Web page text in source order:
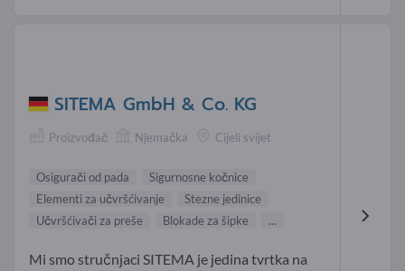
SITEMA GmbH & Co. KG
Proizvođač Njemačka Cijeli svijet
Osigurači od pada
Sigurnosne kočnice
Elementi za učvršćivanje
Stezne jedinice
Učvršćivači za preše
Blokade za šipke ...
Mi smo stručnjaci SITEMA je jedina tvrtka na